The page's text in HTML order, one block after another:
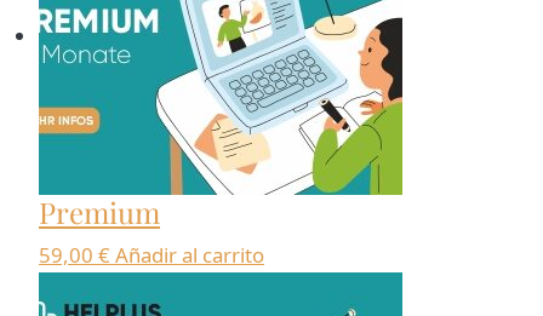
Premium
59,00 € Añadir al carrito